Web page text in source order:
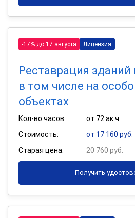
-17% до 17 августа Лицензия
Реставрация зданий
в том числе на
объектах
Кол-во часов:
от 72 ак.ч
Стоимость:
от 17 160 руб.
Старая цена:
20 760 руб.
Получить